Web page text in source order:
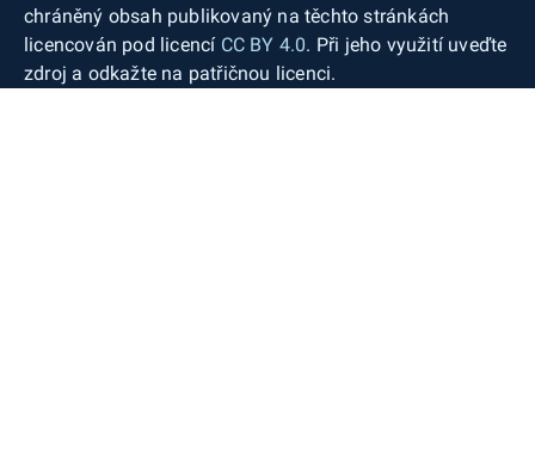
chráněný obsah publikovaný na těchto stránkách
licencován pod licencí CC BY 4.0. Při jeho využití uveďte
zdroj a odkažte na patřičnou licenci.